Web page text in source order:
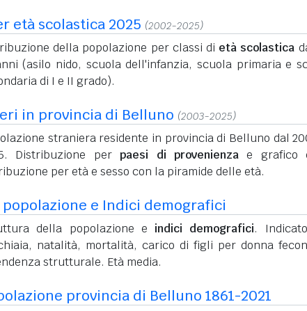
età scolastica 2025 (2002-2025)
della popolazione per classi di età scolastica
(asilo nido, scuola dell'infanzia, scuola primaria e
di I e II grado).
in provincia di Belluno (2003-2025)
straniera residente in provincia di Belluno dal
Distribuzione perpaesi di provenienzae grafico
per età e sesso con la piramide delle età.
e Indici demografici
della popolazione e indici demografici.
natalità, mortalità, carico di figli per donna
strutturale. Età media.
provincia di Belluno 1861-2021